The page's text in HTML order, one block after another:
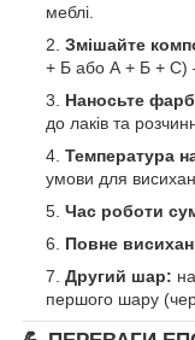
меблі.
Змішайте
+ Б або А + Б + С)
Наносьте
до лаків та
Температура
умови для
Час роботи
Повне
Другий шар:
першого шару